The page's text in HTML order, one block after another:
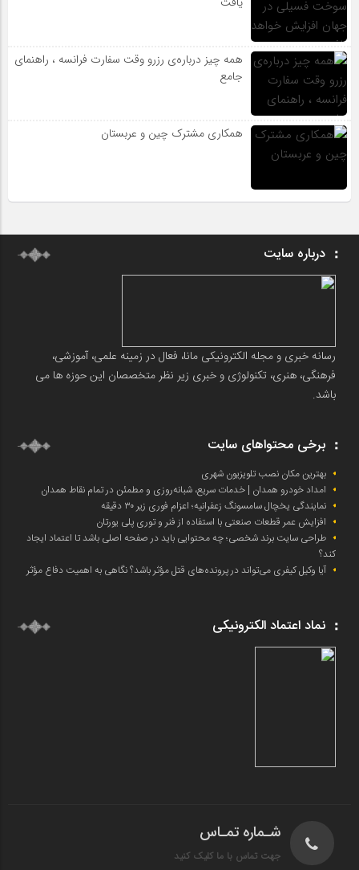
همه چیز درباره‌ی رزرو وقت سفارت فرانسه ، راهنمای
جامع
همکاری مشترک چین و عربستان
درباره سایت
رسانه خبری و مجله الکترونیکی مانا، فعال در زمینه علمی، آموزشی،
فرهنگی، هنری، تکنولوژی و خبری زیر نظر متخصصان این حوزه ها می
باشد.
برخی محتواهای سایت
بهترین مکان نصب تلویزیون شهری
امداد خودرو همدان | خدمات سریع، شبانه‌روزی و مطمئن در تمام نقاط همدان
نمایندگی یخچال سامسونگ زعفرانیه؛ اعزام فوری زیر ۳۰ دقیقه
افزایش عمر قطعات صنعتی با استفاده از فنر و توری پلی یورتان
طراحی سایت برند شخصی؛ چه محتوایی باید در صفحه اصلی باشد تا اعتماد ایجاد
کند؟
آیا وکیل کیفری می‌تواند در پرونده‌های قتل مؤثر باشد؟ نگاهی به اهمیت دفاع مؤثر
نماد اعتماد الکترونیکی
شـماره تمـاس
جهت تماس با ما کلیک کنید